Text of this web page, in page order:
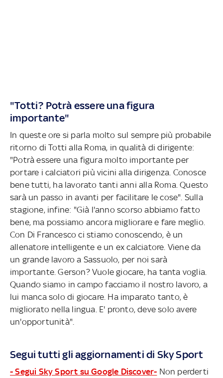
"Totti? Potrà essere una figura
importante"
In queste ore si parla molto sul sempre più probabile
ritorno di Totti alla Roma, in qualità di dirigente:
"Potrà essere una figura molto importante per
portare i calciatori più vicini alla dirigenza. Conosce
bene tutti, ha lavorato tanti anni alla Roma. Questo
sarà un passo in avanti per facilitare le cose". Sulla
stagione, infine: "Già l'anno scorso abbiamo fatto
bene, ma possiamo ancora migliorare e fare meglio.
Con Di Francesco ci stiamo conoscendo, è un
allenatore intelligente e un ex calciatore. Viene da
un grande lavoro a Sassuolo, per noi sarà
importante. Gerson? Vuole giocare, ha tanta voglia.
Quando siamo in campo facciamo il nostro lavoro, a
lui manca solo di giocare. Ha imparato tanto, è
migliorato nella lingua. E' pronto, deve solo avere
un'opportunità".
Segui tutti gli aggiornamenti di Sky Sport
- Segui Sky Sport su Google Discover- Non perderti